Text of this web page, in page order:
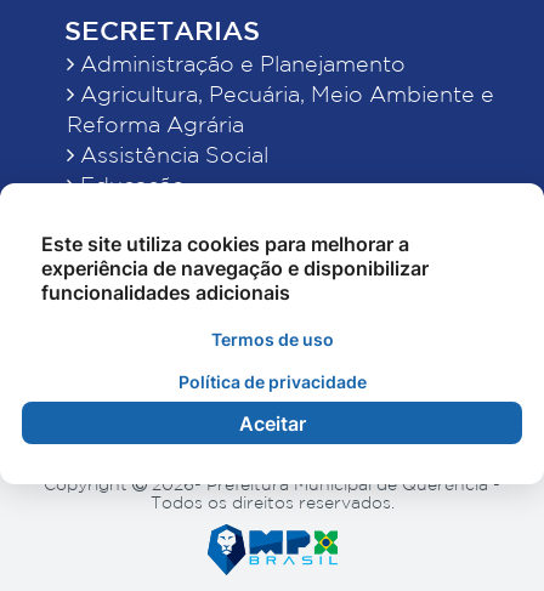
SECRETARIAS
Administração e Planejamento
Agricultura, Pecuária, Meio Ambiente e
Reforma Agrária
Assistência Social
Educação
Finanças
Indústria, Comércio, Turismo, Ciência e
Tecnologia
Obras Públicas, Estradas e Rodagens
Saúde
Copyright
2026- Prefeitura Municipal de Querência -
Todos os direitos reservados.
Este site utiliza cookies para melhorar a
experiência de navegação e disponibilizar
funcionalidades adicionais
Termos de uso
Política de privacidade
Aceitar